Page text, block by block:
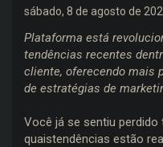
sábado, 8 de agosto de
Plataforma está
tendências recentes
cliente, oferecendo mais
de estratégias de
Você já se sentiu
quaistendências estão